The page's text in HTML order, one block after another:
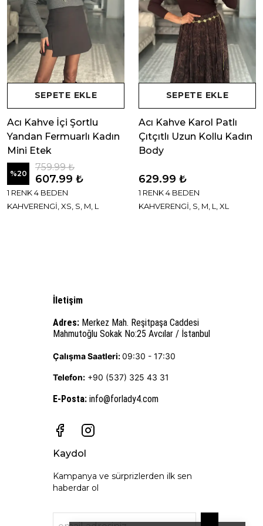
SEPETE EKLE
Acı Kahve İçi Şortlu
Yandan Fermuarlı Kadın
Mini Etek
%20
759.99 ₺
607.99 ₺
1 RENK 4 BEDEN
KAHVERENGİ, XS, S, M, L
SEPETE EKLE
Acı Kahve Karol Patlı
Çıtçıtlı Uzun Kollu Kadın
Body
629.99 ₺
1 RENK 4 BEDEN
KAHVERENGİ, S, M, L, XL
İletişim
Adres: Merkez Mah. Reşitpaşa Caddesi
Mahmutoğlu Sokak No:25 Avcılar / İstanbul
Çalışma Saatleri:09:30 - 17:30
Telefon: +90 (537) 325 43 31
E-Posta: info@forlady4.com
Kaydol
Kampanya ve sürprizlerden ilk sen
haberdar ol